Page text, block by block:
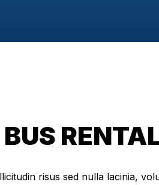
risus sed nulla lacinia,